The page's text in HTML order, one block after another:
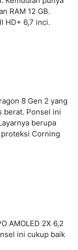
RAM 12 GB.
HD+ 6,7 inci.
8 Gen 2 yang
berat. Ponsel ini
berupa
proteksi Corning
AMOLED 2X 6,2
ini cukup baik